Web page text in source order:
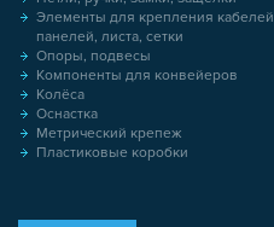
Элементы для крепления
панелей, листа, сетки
Опоры, подвесы
Компоненты для конвейеров
Колёса
Оснастка
Метрический крепеж
Пластиковые коробки